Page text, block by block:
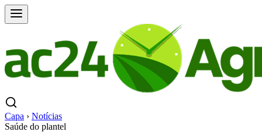
Capa › Notícias
Saúde do plantel